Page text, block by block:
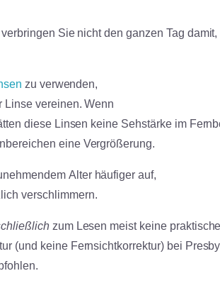
Sie nicht den ganzen Tag damit,
zu verwenden,
Linse vereinen. Wenn
diese Linsen keine Sehstärke im
eine Vergrößerung.
Alter häufiger auf,
verschlimmern.
zum Lesen meist keine praktische
(und keine Fernsichtkorrektur) bei